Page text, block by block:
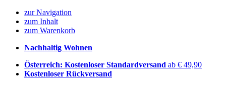
zur Navigation
zum Inhalt
zum Warenkorb
Nachhaltig Wohnen
Österreich: Kostenloser Standardversand ab € 49,90
Kostenloser Rückversand